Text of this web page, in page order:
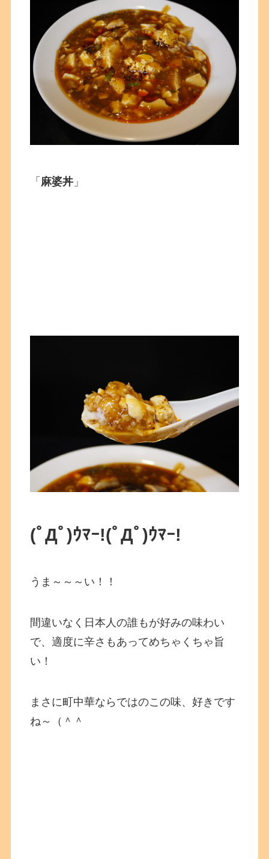
「 麻婆丼 」
(ﾟДﾟ)ｳﾏｰ!(ﾟДﾟ)ｳﾏｰ!
うま～～～い！！
間違いなく日本人の誰もが好みの味わい
で、適度に辛さもあってめちゃくちゃ旨
い！
まさに町中華ならではのこの味、好きです
ね～（＾＾